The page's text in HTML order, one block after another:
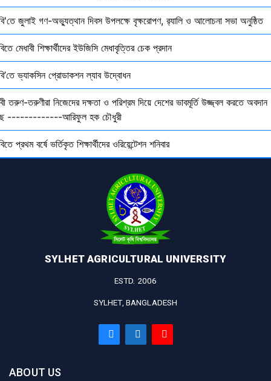
জুলাই গণ-অভ্যুত্থান দিবস উপলক্ষে বৃক্ষরোপণ, র‍্যালি ও আলোচনা সভা অনুষ্ঠিত
মেধাবী শিক্ষার্থীদের ইউজিসি মেধাবৃত্তির চেক প্রদান
ভ্যাকসিন প্রোডাকশন ল্যাব উদ্বোধন
তরুণ-তরুণীরা নিজেদের দক্ষতা ও পরিশ্রম দিয়ে দেশের ভাবমূর্তি উজ্জ্বল করতে অবদান
-------------আরিফুল হক চৌধুরী
প্রথম বর্ষে ভর্তিকৃত শিক্ষার্থীদের ওরিয়েন্টেশন শনিবার
SYLHET AGRICULTURAL UNIVERSITY
ESTD. 2006
SYLHET, BANGLADESH
ABOUT US